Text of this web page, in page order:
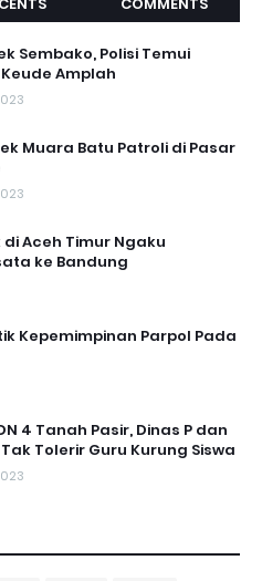
Sembako, Polisi Temui
Amplah
Muara Batu Patroli di Pasar
Aceh Timur Ngaku
ke Bandung
Kepemimpinan Parpol Pada
4 Tanah Pasir, Dinas P dan
Tolerir Guru Kurung Siswa